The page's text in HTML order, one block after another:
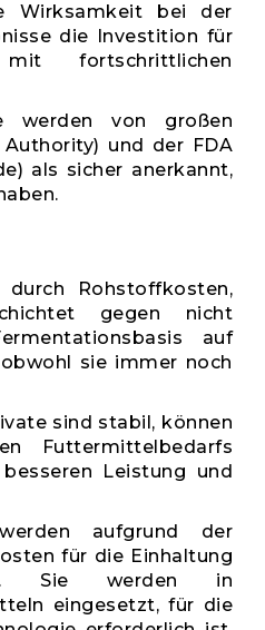
Wirksamkeit bei der
die Investition für
fortschrittlichen
werden von großen
und der FDA
als sicher anerkannt,
Rohstoffkosten,
gegen nicht
auf
sie immer noch
sind stabil, können
Futtermittelbedarfs
Leistung und
aufgrund der
für die Einhaltung
Sie werden in
eingesetzt, für die